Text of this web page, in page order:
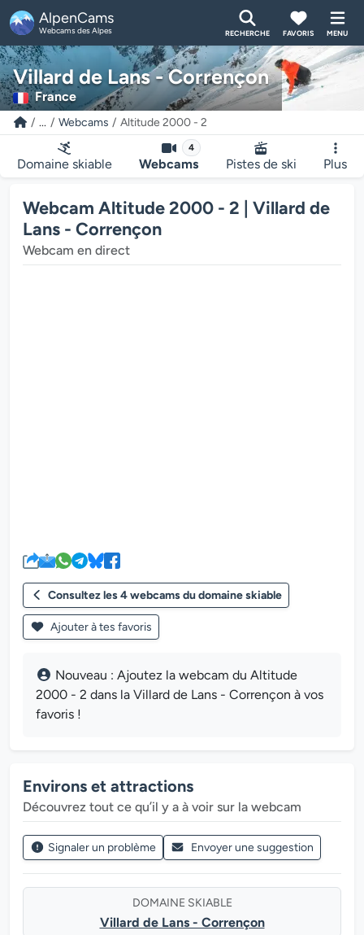
AlpenCams
Webcams des Alpes RECHERCHE FAVORIS MENU
Villard de Lans - Corrençon
France
... Webcams Altitude 2000 - 2
Domaine skiable
4
Webcams Pistes de ski Plus
Webcam Altitude 2000 - 2 | Villard de
Lans - Corrençon
Webcam en direct
Consultez les 4 webcams du domaine skiable
Ajouter à tes favoris
Nouveau : Ajoutez la webcam du Altitude
2000 - 2 dans la Villard de Lans - Corrençon à vos
favoris !
Environs et attractions
Découvrez tout ce qu’il y a à voir sur la webcam
Signaler un problème Envoyer une suggestion
DOMAINE SKIABLE
Villard de Lans - Corrençon